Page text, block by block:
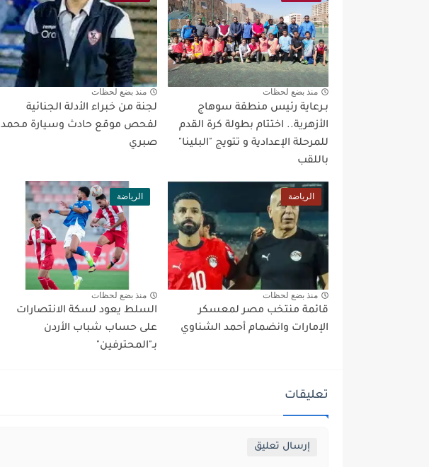
منذ بضع لحظات
بـرعاية رئيس منطقة سوهاج
الأزهرية.. اختتام بطولة كرة القدم
للمرحلة الإعدادية و تتويج "البلينا"
باللقب
منذ بضع لحظات
لجنة من خبراء الأدلة الجنائية
لفحص موقع حادث وسيارة محمد
صبري
الرياضة
منذ بضع لحظات
قائمة منتخب مصر لمعسكر
الإمارات وانضمام أحمد الشناوي
الرياضة
منذ بضع لحظات
السلط يعود لسكة الانتصارات
على حساب شباب الأردن
بـ"المحترفين"
تعليقات
إرسال تعليق